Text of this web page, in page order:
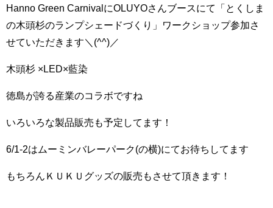
Hanno Green CarnivalにOLUYOさんブースにて「とくしま
の木頭杉のランプシェードづくり」ワークショップ参加さ
せていただきます＼(^^)／
木頭杉 ×LED×藍染
徳島が誇る産業のコラボですね
いろいろな製品販売も予定してます！
6/1-2はムーミンバレーパーク(の横)にてお待ちしてます️
もちろんＫＵＫＵグッズの販売もさせて頂きます！